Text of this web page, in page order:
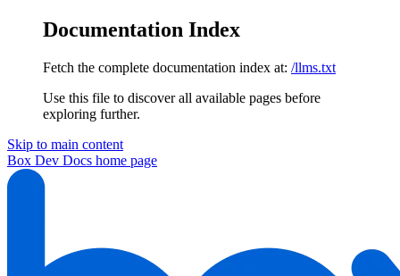
Documentation Index
Fetch the complete documentation index at: /llms.txt
Use this file to discover all available pages before
exploring further.
Skip to main content
Box Dev Docs home page